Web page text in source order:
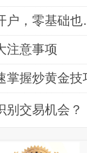
如何快
注意事项
掌握炒黄金技
别交易机会？